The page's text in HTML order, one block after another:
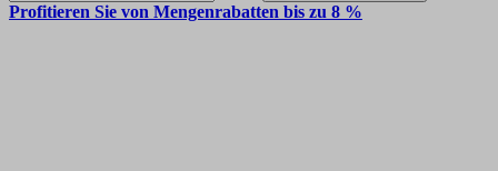
Profitieren Sie von Mengenrabatten bis zu 8 %